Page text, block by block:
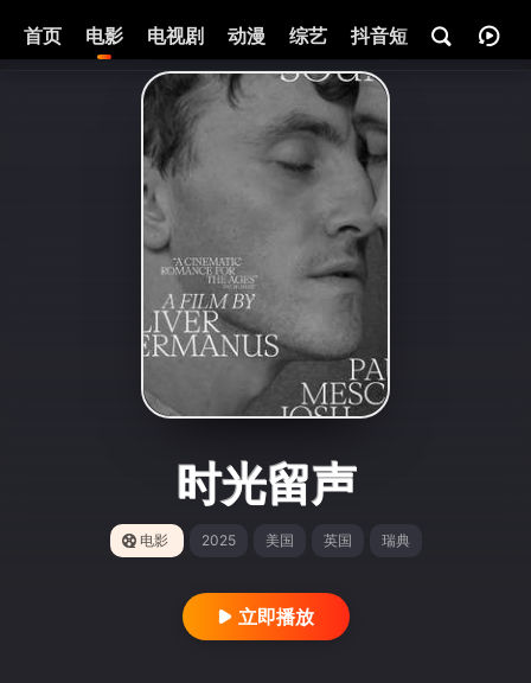
首页 电影 电视剧 动漫 综艺 抖音短剧 即将热映
时光留声
电影 2025 美国 英国 瑞典
立即播放